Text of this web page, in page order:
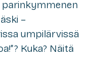
–
umpilärvissä
Kuka? Näitä